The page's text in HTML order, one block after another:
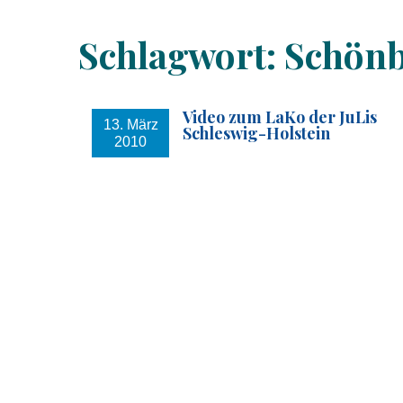
Schlagwort:
13. März
2010
Video zum LaKo der JuLis
Schleswig-Holstein